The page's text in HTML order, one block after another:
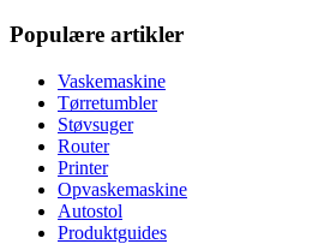
Populære artikler
Vaskemaskine
Tørretumbler
Støvsuger
Router
Printer
Opvaskemaskine
Autostol
Produktguides